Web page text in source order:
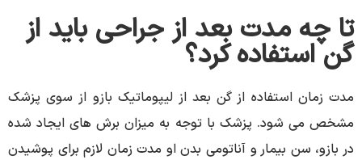
تا چه مدت بعد از جراحی باید از
گن استفاده کرد؟
مدت زمان استفاده از گن بعد از لیپوماتیک بازو از سوی پزشک
مشخص می شود. پزشک با توجه به میزان برش های ایجاد شده
در بازو، سن بیمار و آناتومی بدن او مدت زمان لازم برای پوشیدن